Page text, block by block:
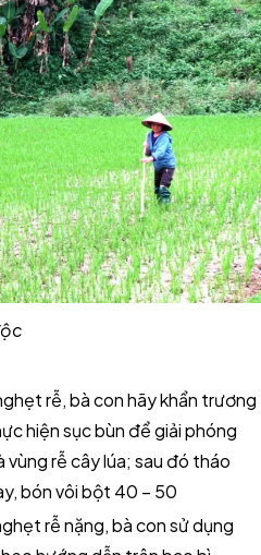
rễ, bà con hãy khẩn trương
hiện sục bùn để giải phóng
rễ cây lúa; sau đó tháo
bón vôi bột 40 – 50
rễ nặng, bà con sử dụng